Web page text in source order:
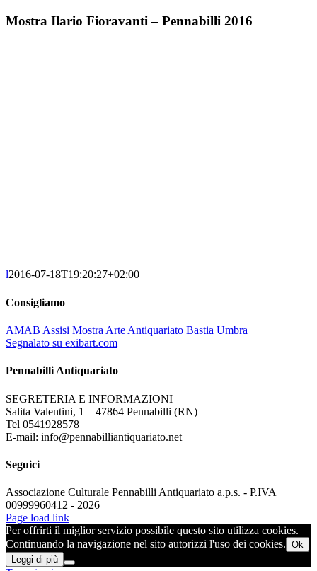
Mostra Ilario Fioravanti – Pennabilli 2016
l2016-07-18T19:20:27+02:00
Consigliamo
AMAB Assisi Mostra Arte Antiquariato Bastia Umbra
Segnalato su exibart.com
Pennabilli Antiquariato
SEGRETERIA E INFORMAZIONI
Salita Valentini, 1 – 47864 Pennabilli (RN)
Tel 0541928578
E-mail: info@pennabilliantiquariato.net
Seguici
Associazione Culturale Pennabilli Antiquariato a.p.s. - P.IVA
00999960412 - 2026
Page load link
Per offrirti il miglior servizio possibile questo sito utilizza cookies.
Continuando la navigazione nel sito autorizzi l'uso dei cookies. Ok
Leggi di più